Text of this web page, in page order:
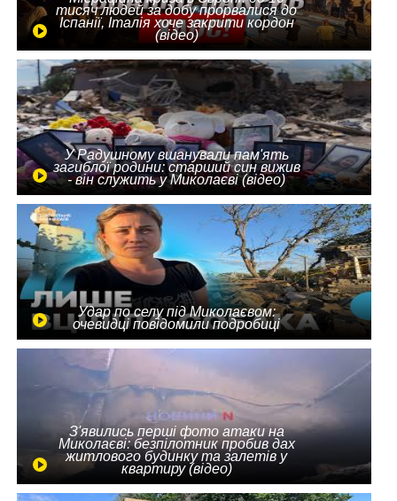
тисяч людей за добу прорвалися до
Іспанії, Італія хоче закрити кордон
(відео)
У Радушному вшанували пам'ять
загиблої родини: старший син вижив
- він служить у Миколаєві (відео)
Удар по селу під Миколаєвом:
очевидці повідомили подробиці
З'явились перші фото атаки на
Миколаєві: безпілотник пробив дах
житлового будинку та залетів у
квартиру (відео)